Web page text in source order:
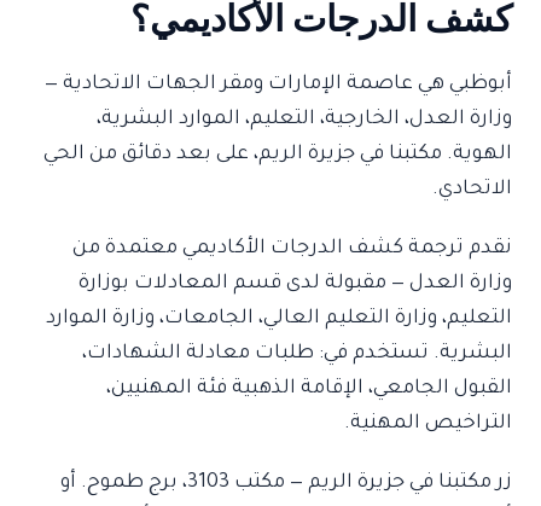
كشف الدرجات الأكاديمي؟
أبوظبي هي عاصمة الإمارات ومقر الجهات الاتحادية —
وزارة العدل، الخارجية، التعليم، الموارد البشرية،
الهوية. مكتبنا في جزيرة الريم، على بعد دقائق من الحي
الاتحادي.
نقدم ترجمة كشف الدرجات الأكاديمي معتمدة من
وزارة العدل — مقبولة لدى قسم المعادلات بوزارة
التعليم، وزارة التعليم العالي، الجامعات، وزارة الموارد
البشرية. تستخدم في: طلبات معادلة الشهادات،
القبول الجامعي، الإقامة الذهبية فئة المهنيين،
التراخيص المهنية.
زر مكتبنا في جزيرة الريم — مكتب 3103، برج طموح. أو